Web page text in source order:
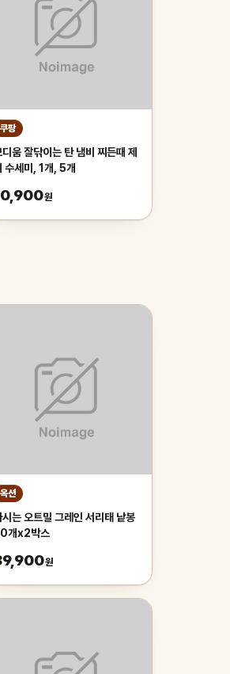
쿠팡
디움 잘닦이는 탄 냄비 찌든때 제
수세미, 1개, 5개
원
옥션
시는 오트밀 그레인 서리태 낱봉
개x2박스
원